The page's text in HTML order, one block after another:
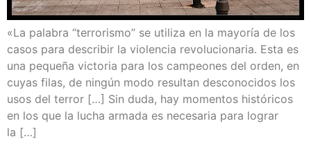
«La pala­bra “terro­ris­mo” se uti­li­za en la mayo­ría de los
casos para des­cri­bir la vio­len­cia revo­lu­cio­na­ria. Esta es
una peque­ña vic­to­ria para los cam­peo­nes del orden, en
cuyas filas, de nin­gún modo resul­tan des­co­no­ci­dos los
usos del terror […] Sin duda, hay momen­tos his­tó­ri­cos
en los que la lucha arma­da es nece­sa­ria para lograr
la […]